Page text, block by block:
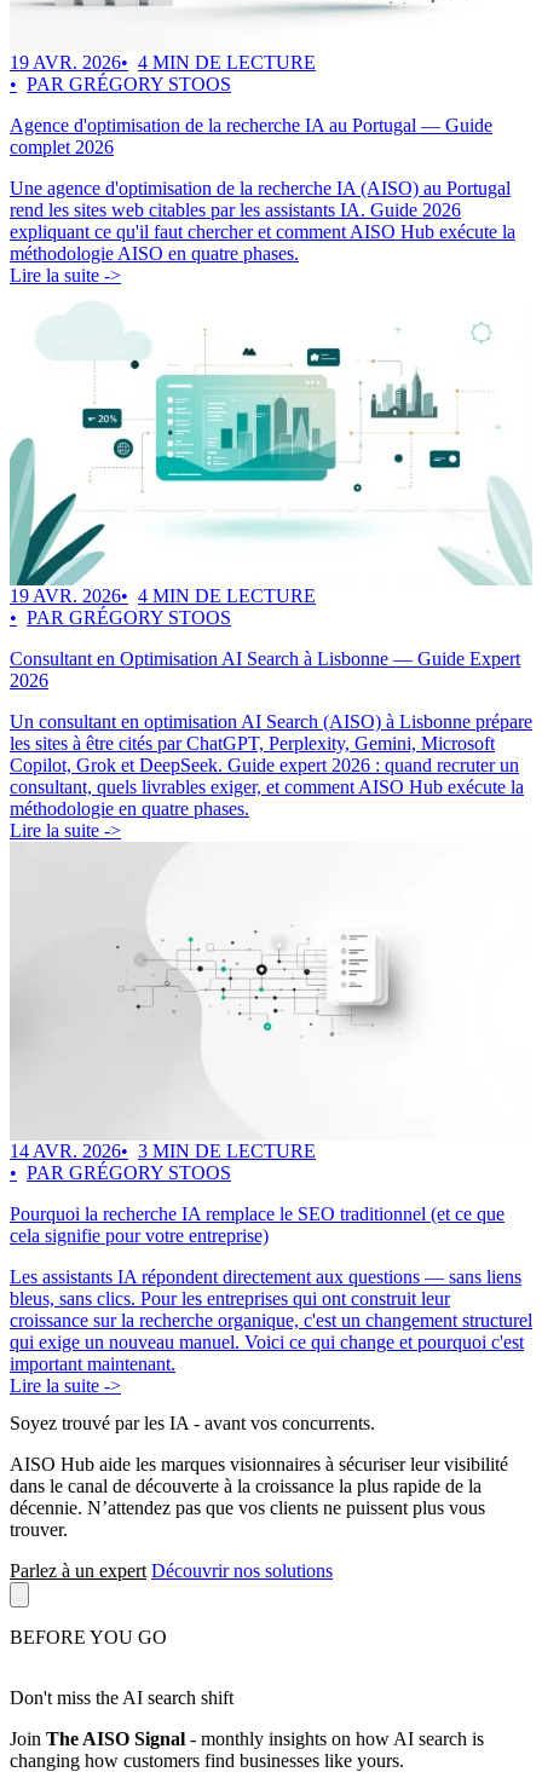
19 AVR. 2026
4 MIN DE LECTURE
PAR GRÉGORY STOOS
Agence d'optimisation de la recherche IA au Portugal — Guide
complet 2026
Une agence d'optimisation de la recherche IA (AISO) au Portugal
rend les sites web citables par les assistants IA. Guide 2026
expliquant ce qu'il faut chercher et comment AISO Hub exécute la
méthodologie AISO en quatre phases.
Lire la suite ->
19 AVR. 2026
4 MIN DE LECTURE
PAR GRÉGORY STOOS
Consultant en Optimisation AI Search à Lisbonne — Guide Expert
2026
Un consultant en optimisation AI Search (AISO) à Lisbonne prépare
les sites à être cités par ChatGPT, Perplexity, Gemini, Microsoft
Copilot, Grok et DeepSeek. Guide expert 2026 : quand recruter un
consultant, quels livrables exiger, et comment AISO Hub exécute la
méthodologie en quatre phases.
Lire la suite ->
14 AVR. 2026
3 MIN DE LECTURE
PAR GRÉGORY STOOS
Pourquoi la recherche IA remplace le SEO traditionnel (et ce que
cela signifie pour votre entreprise)
Les assistants IA répondent directement aux questions — sans liens
bleus, sans clics. Pour les entreprises qui ont construit leur
croissance sur la recherche organique, c'est un changement structurel
qui exige un nouveau manuel. Voici ce qui change et pourquoi c'est
important maintenant.
Lire la suite ->
Soyez trouvé par les IA - avant vos concurrents.
AISO Hub aide les marques visionnaires à sécuriser leur visibilité
dans le canal de découverte à la croissance la plus rapide de la
décennie. N’attendez pas que vos clients ne puissent plus vous
trouver.
Parlez à un expert Découvrir nos solutions
BEFORE YOU GO
Don't miss the AI search shift
Join The AISO Signal - monthly insights on how AI search is
changing how customers find businesses like yours.